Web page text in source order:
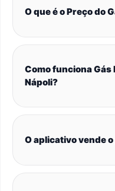
O que é o Preço do
Como funciona Gás
Nápoli?
O aplicativo vende